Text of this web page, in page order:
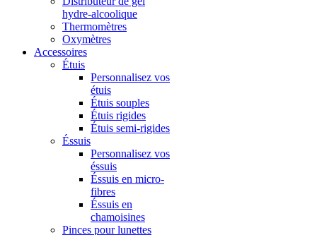
hydre-alcoolique
Thermomètres
Oxymètres
Accessoires
Étuis
Personnalisez vos
étuis
Étuis souples
Étuis rigides
Étuis semi-rigides
Éssuis
Personnalisez vos
éssuis
Éssuis en micro-
fibres
Éssuis en
chamoisines
Pinces pour lunettes